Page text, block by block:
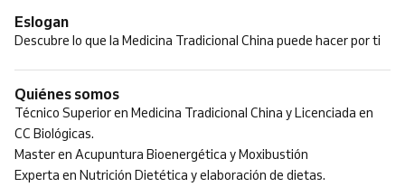
Eslogan
Descubre lo que la Medicina Tradicional China puede hacer por ti
Quiénes somos
Técnico Superior en Medicina Tradicional China y Licenciada en
CC Biológicas.
Master en Acupuntura Bioenergética y Moxibustión
Experta en Nutrición Dietética y elaboración de dietas.